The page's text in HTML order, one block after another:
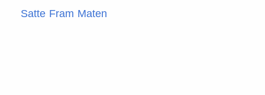
Satte Fram Maten